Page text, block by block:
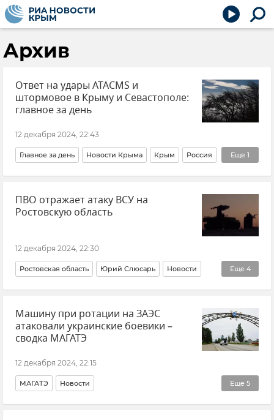
Архив
Ответ на удары ATACMS и
штормовое в Крыму и Севастополе:
главное за день
12 декабря 2024, 22:43
Еще 1
Главное за день Новости Крыма Крым Россия
Новости
ПВО отражает атаку ВСУ на
Ростовскую область
12 декабря 2024, 22:30
Еще 4
Ростовская область Юрий Слюсарь Новости
ПВО ВСУ (Вооруженные силы Украины)
Беспилотник (БПЛА, дрон)
Министерство обороны РФ
Машину при ротации на ЗАЭС
атаковали украинские боевики –
сводка МАГАТЭ
12 декабря 2024, 22:15
Еще 5
МАГАТЭ Новости
ЗАЭС (Запорожская атомная электростанция)